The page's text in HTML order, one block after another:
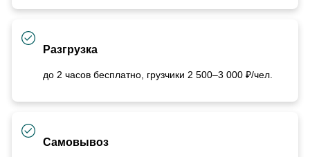
Разгрузка
до 2 часов бесплатно, грузчики 2 500–3 000 ₽/чел.
Самовывоз